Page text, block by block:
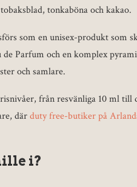
tonkaböna och kakao.
som en unisex-produkt som
Parfum och en komplex
och samlare.
från resvänliga 10 ml till
därduty free-butiker på
i?